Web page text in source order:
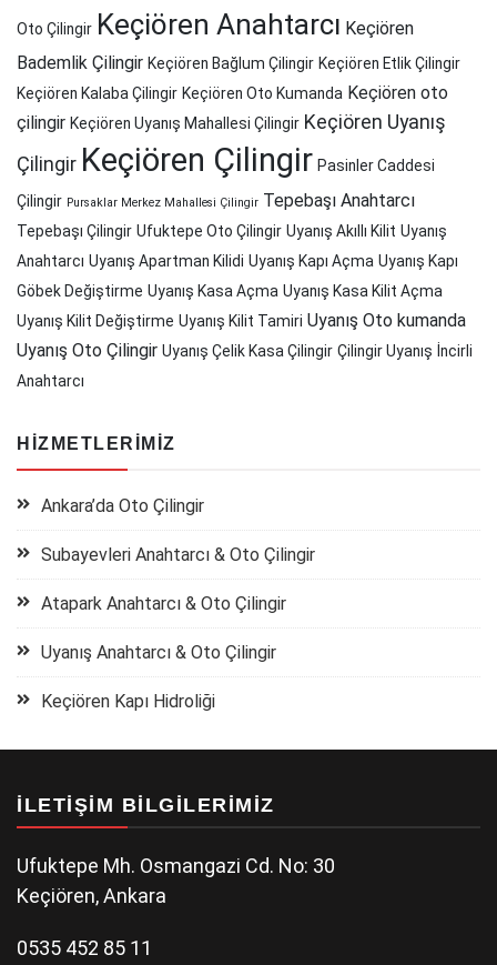
Oto Çilingir Keçiören Anahtarcı Keçiören
Bademlik Çilingir Keçiören Bağlum Çilingir Keçiören Etlik Çilingir
Keçiören Kalaba Çilingir Keçiören Oto Kumanda Keçiören oto
çilingir Keçiören Uyanış Mahallesi Çilingir Keçiören Uyanış
Çilingir Keçiören Çilingir Pasinler Caddesi
Çilingir Pursaklar Merkez Mahallesi Çilingir Tepebaşı Anahtarcı
Tepebaşı Çilingir Ufuktepe Oto Çilingir Uyanış Akıllı Kilit Uyanış
Anahtarcı Uyanış Apartman Kilidi Uyanış Kapı Açma Uyanış Kapı
Göbek Değiştirme Uyanış Kasa Açma Uyanış Kasa Kilit Açma
Uyanış Kilit Değiştirme Uyanış Kilit Tamiri Uyanış Oto kumanda
Uyanış Oto Çilingir Uyanış Çelik Kasa Çilingir Çilingir Uyanış İncirli
Anahtarcı
HIZMETLERIMIZ
Ankara’da Oto Çilingir
Subayevleri Anahtarcı & Oto Çilingir
Atapark Anahtarcı & Oto Çilingir
Uyanış Anahtarcı & Oto Çilingir
Keçiören Kapı Hidroliği
İLETIŞIM BILGILERIMIZ
Ufuktepe Mh. Osmangazi Cd. No: 30
Keçiören, Ankara
0535 452 85 11